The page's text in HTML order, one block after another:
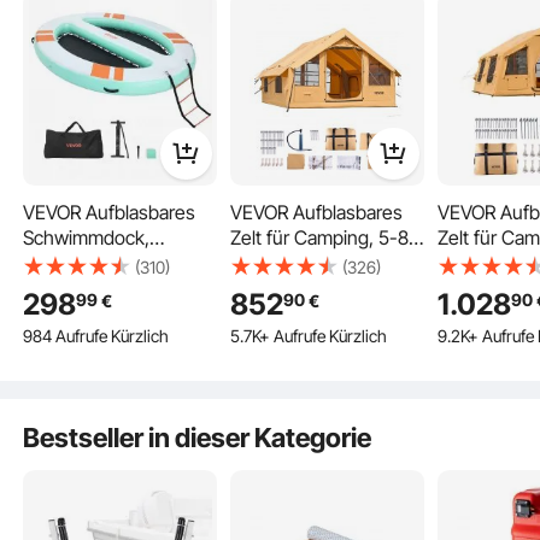
Sicher & zuverlässig
VEVOR Aufblasbares
Schwimmdock,
3,05x2,44 m,
Schwimmplattform mit
Rutschfester
Oberfläche,
Wasserplattform für
(310)
29899€
984 Aufrufe Kürzlich
VEVOR Aufblasbares
Zelt für Camping, 5-8
Personen Zelt mit
Handpumpe, 4x3x2,2
m Glamping-Zelt mit 2
Oberlichtern,
Aufbewahrungstasche
(326)
85290€
5.7K+ Aufrufe Kürzlich
VEVOR
Zelt für
Personen
Glamping-
1.02890
9.2K+ Aufrufe
Bestseller in dieser Kategorie